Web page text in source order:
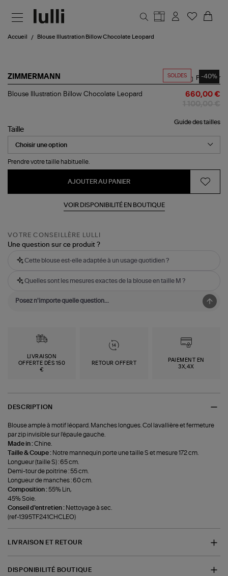
Accueil Blouse Illustration Billow Chocolate Leopard
SOLDES -40%
ZIMMERMANN
Blouse
Leopard
Partager
Blouse Illustration Billow Chocolate Leopard 660,00 €
Guide des tailles
Taille
Prendre votre taille habituelle.
AJOUTER AU PANIER
VOIR DISPONIBILITÉ EN BOUTIQUE
VOTRE CONSEILLÈRE LULLI
Une question sur ce produit ?
Cette blouse est-elle adaptée à un usage quotidien ?
Quelles sont les mesures exactes de la blouse en taille M ?
LIVRAISON
OFFERTE DÈS 150
€
RETOUR OFFERT
PAIEMENT EN
3X,4X
DESCRIPTION
Blouse ample à motif léopard. Manches longues. Col lavallière et fermeture
par zip invisible sur l'épaule gauche.
Made in :Chine.
Taille & Coupe : Notre mannequin porte une taille S et mesure 172 cm.
Longueur (taille S) : 65 cm.
Demi-tour de poitrine : 55 cm.
Longueur de manches : 60 cm.
Composition :55% Lin,
45% Soie.
Conseil d'entretien : Nettoyage à sec.
(ref-1395TF241CHCLEO)
LIVRAISON ET RETOUR
DISPONIBILITÉ BOUTIQUE